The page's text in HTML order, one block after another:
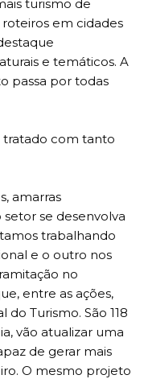
turismo de
em cidades
e temáticos. A
passa por todas
com tanto
amarras
se desenvolva
trabalhando
e o outro nos
no
entre as ações,
Turismo. São 118
vão atualizar uma
de gerar mais
O mesmo projeto